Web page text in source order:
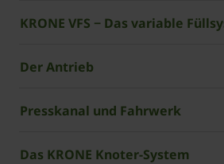
KRONE VFS − Das variable
Der Antrieb
Presskanal und Fahrwerk
Das KRONE Knoter-System